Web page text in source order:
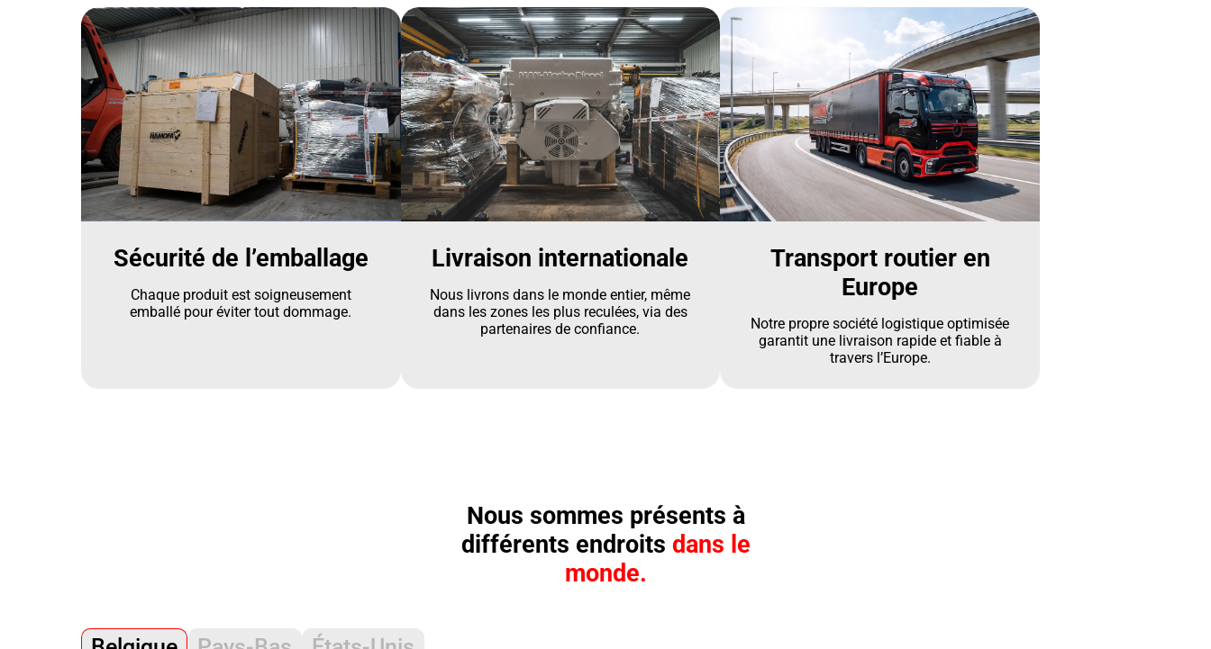
Sécurité de l’emballage
Chaque produit est soigneusement
emballé pour éviter tout dommage.
Livraison internationale
Nous livrons dans le monde entier, même
dans les zones les plus reculées, via des
partenaires de confiance.
Transport routier en
Europe
Notre propre société logistique optimisée
garantit une livraison rapide et fiable à
travers l’Europe.
Nous sommes présents à
différents endroits dans le
monde.